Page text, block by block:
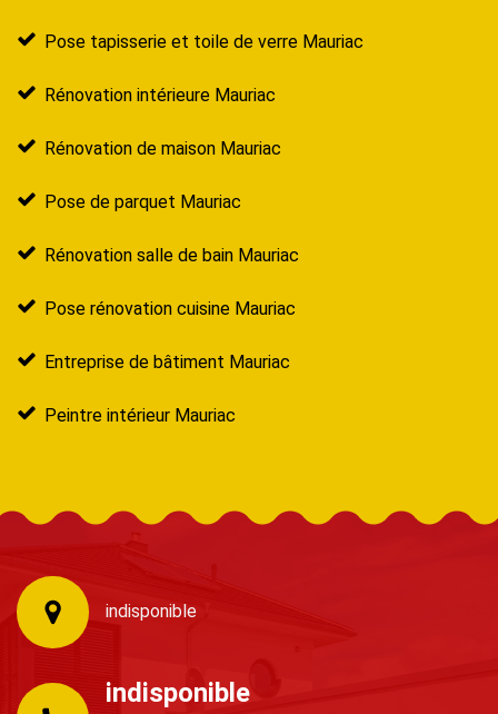
Pose tapisserie et toile de verre Mauriac
Rénovation intérieure Mauriac
Rénovation de maison Mauriac
Pose de parquet Mauriac
Rénovation salle de bain Mauriac
Pose rénovation cuisine Mauriac
Entreprise de bâtiment Mauriac
Peintre intérieur Mauriac
indisponible
indisponible